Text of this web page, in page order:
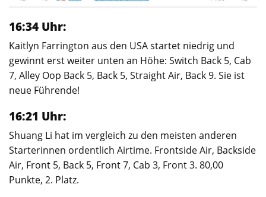
16:34 Uhr:
Kaitlyn Farrington aus den USA startet niedrig und
gewinnt erst weiter unten an Höhe: Switch Back 5, Cab
7, Alley Oop Back 5, Back 5, Straight Air, Back 9. Sie ist
neue Führende!
16:21 Uhr:
Shuang Li hat im vergleich zu den meisten anderen
Starterinnen ordentlich Airtime. Frontside Air, Backside
Air, Front 5, Back 5, Front 7, Cab 3, Front 3. 80,00
Punkte, 2. Platz.